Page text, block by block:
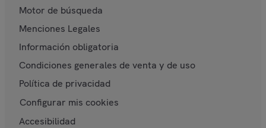
Motor de búsqueda
Menciones Legales
Información obligatoria
Condiciones generales de venta y de uso
Política de privacidad
Configurar mis cookies
Accesibilidad